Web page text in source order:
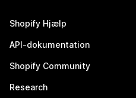
Shopify Hjælp
API-dokumentation
Shopify Community
Research